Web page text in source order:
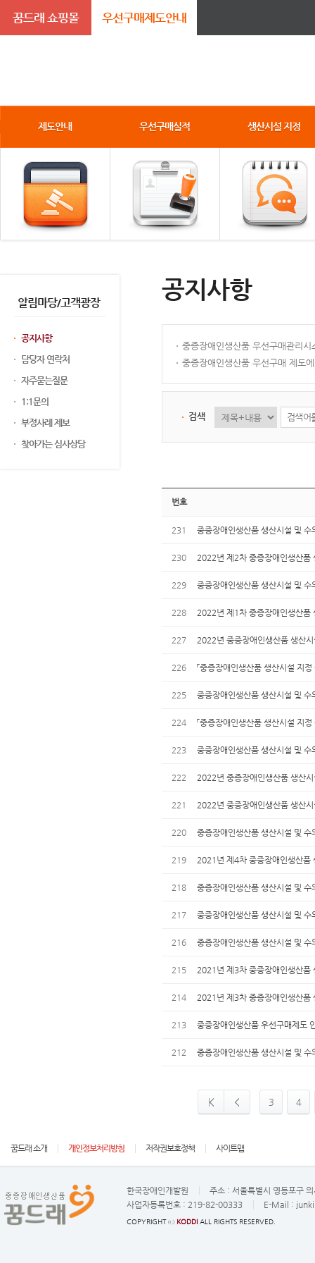
꿈드래 쇼핑몰 우선구매제도안내
제도안내 우선구매실적 생산시설 지정
알림마당/고객광장
공지사항
담당자 연락처
자주묻는질문
1:1문의
부정사례 제보
찾아가는 심사상담
공지사항
중증장애인생산품 우선구매관리
중증장애인생산품 우선구매 제도
검색
번호
231 중증장애인생산품 생산시설 및
230 2022년 제2차 중증장애인생산품
229 중증장애인생산품 생산시설 및
228 2022년 제1차 중증장애인생산품
227 2022년 중증장애인생산품 생산
226 「중증장애인생산품 생산시설 지
225 중증장애인생산품 생산시설 및
224 「중증장애인생산품 생산시설 지
223 중증장애인생산품 생산시설 및
222 2022년 중증장애인생산품 생산
221 2022년 중증장애인생산품 생산
220 중증장애인생산품 생산시설 및
219 2021년 제4차 중증장애인생산품
218 중증장애인생산품 생산시설 및
217 중증장애인생산품 생산시설 및
216 중증장애인생산품 생산시설 및
215 2021년 제3차 중증장애인생산품
214 2021년 제3차 중증장애인생산품
213 중증장애인생산품 우선구매제도
212 중증장애인생산품 생산시설 및
3 4
꿈드래 소개 개인정보처리방침 저작권보호정책 사이트맵
한국장애인개발원 주소 : 서울특별시 영등포구
사업자등록번호 : 219-82-00333 E-Mail :
COPYRIGHT ⓒ KODDI ALL RIGHTS RESERVED.